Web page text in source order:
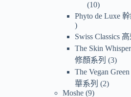
10
Phyto de Luxe
Swiss Classics
The Skin
修顏系列
3
The Vegan
華系列
2
Moshe 9